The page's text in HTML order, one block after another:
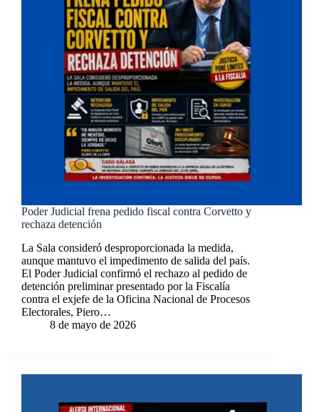
Poder Judicial frena pedido fiscal contra Corvetto y
rechaza detención
La Sala consideró desproporcionada la medida,
aunque mantuvo el impedimento de salida del país.
El Poder Judicial confirmó el rechazo al pedido de
detención preliminar presentado por la Fiscalía
contra el exjefe de la Oficina Nacional de Procesos
Electorales, Piero…
8 de mayo de 2026